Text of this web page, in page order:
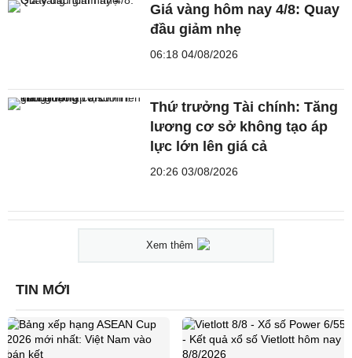
Giá vàng hôm nay 4/8: Quay
đầu giảm nhẹ
06:18 04/08/2026
Thứ trưởng Tài chính: Tăng
lương cơ sở không tạo áp
lực lớn lên giá cả
20:26 03/08/2026
Xem thêm
TIN MỚI